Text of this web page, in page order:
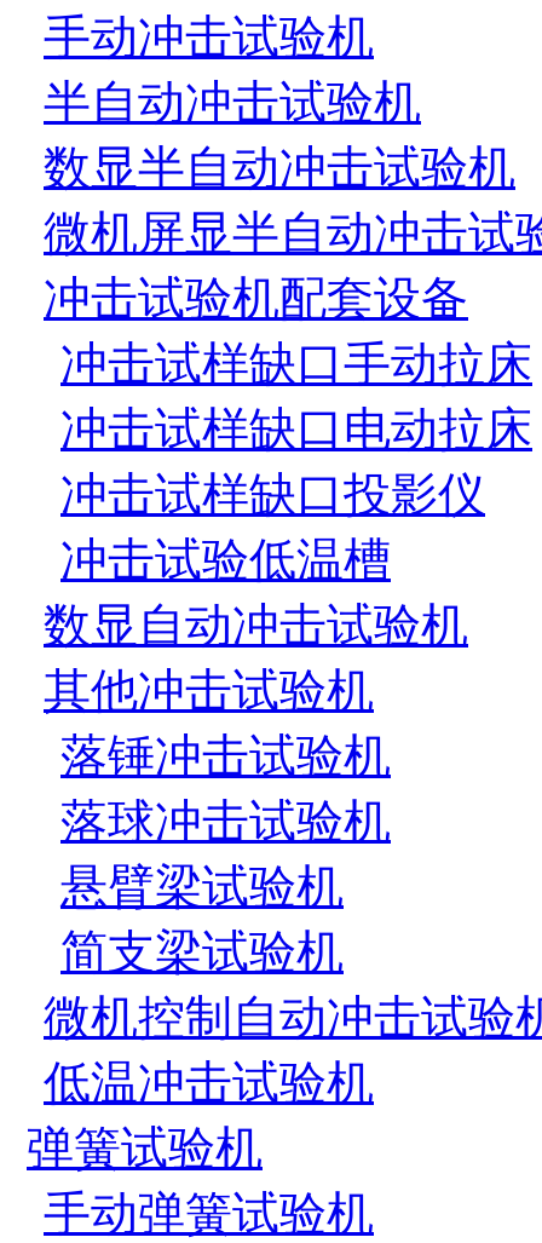
手动冲击试验机
半自动冲击试验机
数显半自动冲击试验机
微机屏显半自动冲击试
冲击试验机配套设备
冲击试样缺口手动拉床
冲击试样缺口电动拉床
冲击试样缺口投影仪
冲击试验低温槽
数显自动冲击试验机
其他冲击试验机
落锤冲击试验机
落球冲击试验机
悬臂梁试验机
简支梁试验机
微机控制自动冲击试验
低温冲击试验机
弹簧试验机
手动弹簧试验机